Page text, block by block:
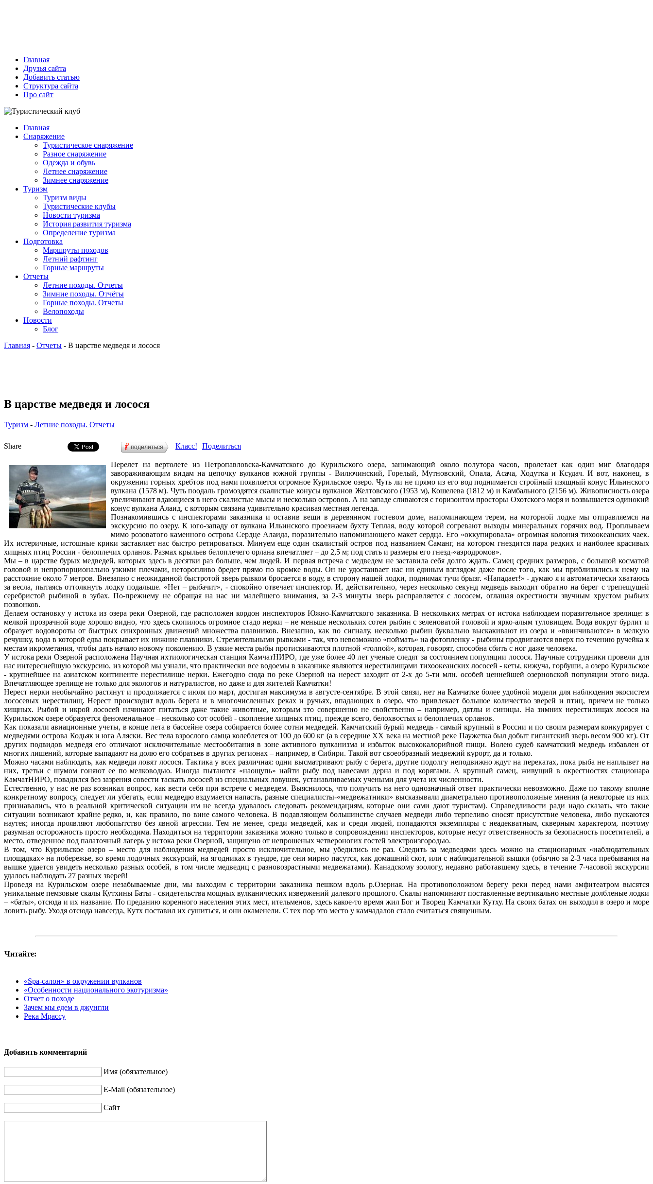
Главная
Друзья сайта
Добавить статью
Структура сайта
Про сайт
Главная
Снаряжение
Туристическое снаряжение
Разное снаряжение
Одежда и обувь
Летнее снаряжение
Зимнее снаряжение
Туризм
Туризм виды
Туристические клубы
Новости туризма
История развития туризма
Определение туризма
Подготовка
Маршруты походов
Летний рафтинг
Горные маршруты
Отчеты
Летние походы. Отчеты
Зимние походы. Отчёты
Горные походы. Отчеты
Велопоходы
Новости
Блог
Главная - Отчеты - В царстве медведя и лосося
В царстве медведя и лосося
Туризм - Летние походы. Отчеты
Share поделиться Класс! Поделиться
Перелет на вертолете из Петропавловска-Камчатского до Курильского озера, занимающий около полутора часов, пролетает как один миг благодаря
завораживающим видам на цепочку вулканов южной группы - Вилючинский, Горелый, Мутновский, Опала, Асача, Ходутка и Ксудач. И вот, наконец, в
окружении горных хребтов под нами появляется огромное Курильское озеро. Чуть ли не прямо из его вод поднимается стройный изящный конус Ильинского
вулкана (1578 м). Чуть поодаль громоздятся скалистые конусы вулканов Желтовского (1953 м), Кошелева (1812 м) и Камбального (2156 м). Живописность озера
увеличивают вдающиеся в него скалистые мысы и несколько островов. А на западе сливаются с горизонтом просторы Охотского моря и возвышается одинокий
конус вулкана Алаид, с которым связана удивительно красивая местная легенда.
Познакомившись с инспекторами заказника и оставив вещи в деревянном гостевом доме, напоминающем терем, на моторной лодке мы отправляемся на
экскурсию по озеру. К юго-западу от вулкана Ильинского проезжаем бухту Теплая, воду которой согревают выходы минеральных горячих вод. Проплываем
мимо розоватого каменного острова Сердце Алаида, поразительно напоминающего макет сердца. Его «оккупировала» огромная колония тихоокеанских чаек.
Их истеричные, истошные крики заставляет нас быстро ретироваться. Минуем еще один скалистый остров под названием Саманг, на котором гнездится пара редких и наиболее красивых
хищных птиц России - белоплечих орланов. Размах крыльев белоплечего орлана впечатляет – до 2,5 м; под стать и размеры его гнезд-«аэродромов».
Мы – в царстве бурых медведей, которых здесь в десятки раз больше, чем людей. И первая встреча с медведем не заставила себя долго ждать. Самец средних размеров, с большой косматой
головой и непропорционально узкими плечами, неторопливо бредет прямо по кромке воды. Он не удостаивает нас ни единым взглядом даже после того, как мы приблизились к нему на
расстояние около 7 метров. Внезапно с неожиданной быстротой зверь рывком бросается в воду, в сторону нашей лодки, поднимая тучи брызг. «Нападает!» - думаю я и автоматически хватаюсь
за весла, пытаясь оттолкнуть лодку подальше. «Нет – рыбачит», - спокойно отвечает инспектор. И, действительно, через несколько секунд медведь выходит обратно на берег с трепещущей
серебристой рыбиной в зубах. По-прежнему не обращая на нас ни малейшего внимания, за 2-3 минуты зверь расправляется с лососем, оглашая окрестности звучным хрустом рыбьих
позвонков.
Делаем остановку у истока из озера реки Озерной, где расположен кордон инспекторов Южно-Камчатского заказника. В нескольких метрах от истока наблюдаем поразительное зрелище: в
мелкой прозрачной воде хорошо видно, что здесь скопилось огромное стадо нерки – не меньше нескольких сотен рыбин с зеленоватой головой и ярко-алым туловищем. Вода вокруг бурлит и
образует водовороты от быстрых синхронных движений множества плавников. Внезапно, как по сигналу, несколько рыбин буквально выскакивают из озера и «ввинчиваются» в мелкую
речушку, вода в которой едва покрывает их нижние плавники. Стремительными рывками - так, что невозможно «поймать» на фотопленку - рыбины продвигаются вверх по течению ручейка к
местам икрометания, чтобы дать начало новому поколению. В узкие места рыбы протискиваются плотной «толпой», которая, говорят, способна сбить с ног даже человека.
У истока реки Озерной расположена Научная ихтиологическая станция КамчатНИРО, где уже более 40 лет ученые следят за состоянием популяции лосося. Научные сотрудники провели для
нас интереснейшую экскурсию, из которой мы узнали, что практически все водоемы в заказнике являются нерестилищами тихоокеанских лососей - кеты, кижуча, горбуши, а озеро Курильское
- крупнейшее на азиатском континенте нерестилище нерки. Ежегодно сюда по реке Озерной на нерест заходит от 2-х до 5-ти млн. особей ценнейшей озерновской популяции этого вида.
Впечатляющее зрелище не только для экологов и натуралистов, но даже и для жителей Камчатки!
Нерест нерки необычайно растянут и продолжается с июля по март, достигая максимума в августе-сентябре. В этой связи, нет на Камчатке более удобной модели для наблюдения экосистем
лососевых нерестилищ. Нерест происходит вдоль берега и в многочисленных реках и ручьях, впадающих в озеро, что привлекает большое количество зверей и птиц, причем не только
хищных. Рыбой и икрой лососей начинают питаться даже такие животные, которым это совершенно не свойственно – например, дятлы и синицы. На зимних нерестилищах лосося на
Курильском озере образуется феноменальное – несколько сот особей - скопление хищных птиц, прежде всего, белохвостых и белоплечих орланов.
Как показали авиационные учеты, в конце лета в бассейне озера собирается более сотни медведей. Камчатский бурый медведь - самый крупный в России и по своим размерам конкурирует с
медведями острова Кодьяк и юга Аляски. Вес тела взрослого самца колеблется от 100 до 600 кг (а в середине XX века на местной реке Паужетка был добыт гигантский зверь весом 900 кг). От
других подвидов медведя его отличают исключительные местообитания в зоне активного вулканизма и избыток высококалорийной пищи. Волею судеб камчатский медведь избавлен от
многих лишений, которые выпадают на долю его собратьев в других регионах – например, в Сибири. Такой вот своеобразный медвежий курорт, да и только.
Можно часами наблюдать, как медведи ловят лосося. Тактика у всех различная: одни высматривают рыбу с берега, другие подолгу неподвижно ждут на перекатах, пока рыба не наплывет на
них, третьи с шумом гоняют ее по мелководью. Иногда пытаются «наощупь» найти рыбу под навесами дерна и под корягами. А крупный самец, живущий в окрестностях стационара
КамчатНИРО, повадился без зазрения совести таскать лососей из специальных ловушек, устанавливаемых учеными для учета их численности.
Естественно, у нас не раз возникал вопрос, как вести себя при встрече с медведем. Выяснилось, что получить на него однозначный ответ практически невозможно. Даже по такому вполне
конкретному вопросу, следует ли убегать, если медведю вздумается напасть, разные специалисты-«медвежатники» высказывали диаметрально противоположные мнения (а некоторые из них
признавались, что в реальной критической ситуации им не всегда удавалось следовать рекомендациям, которые они сами дают туристам). Справедливости ради надо сказать, что такие
ситуации возникают крайне редко, и, как правило, по вине самого человека. В подавляющем большинстве случаев медведи либо терпеливо сносят присутствие человека, либо пускаются
наутек; иногда проявляют любопытство без явной агрессии. Тем не менее, среди медведей, как и среди людей, попадаются экземпляры с неадекватным, скверным характером, поэтому
разумная осторожность просто необходима. Находиться на территории заказника можно только в сопровождении инспекторов, которые несут ответственность за безопасность посетителей, а
место, отведенное под палаточный лагерь у истока реки Озерной, защищено от непрошеных четвероногих гостей электроизгородью.
В том, что Курильское озеро – место для наблюдения медведей просто исключительное, мы убедились не раз. Следить за медведями здесь можно на стационарных «наблюдательных
площадках» на побережье, во время лодочных экскурсий, на ягодниках в тундре, где они мирно пасутся, как домашний скот, или с наблюдательной вышки (обычно за 2-3 часа пребывания на
вышке удается увидеть несколько разных особей, в том числе медведиц с разновозрастными медвежатами). Канадскому зоологу, недавно работавшему здесь, в течение 7-часовой экскурсии
удалось наблюдать 27 разных зверей!
Проведя на Курильском озере незабываемые дни, мы выходим с территории заказника пешком вдоль р.Озерная. На противоположном берегу реки перед нами амфитеатром высятся
уникальные пемзовые скалы Кутхины Баты - свидетельства мощных вулканических извержений далекого прошлого. Скалы напоминают поставленные вертикально местные долбленые лодки
– «баты», отсюда и их название. По преданию коренного населения этих мест, ительменов, здесь какое-то время жил Бог и Творец Камчатки Кутху. На своих батах он выходил в озеро и море
ловить рыбу. Уходя отсюда навсегда, Кутх поставил их сушиться, и они окаменели. С тех пор это место у камчадалов стало считаться священным.
Читайте:
«Spa-салон» в окружении вулканов
«Особенности национального экотуризма»
Отчет о походе
Зачем мы едем в джунгли
Река Мрассу
Добавить комментарий
Имя (обязательное)
E-Mail (обязательное)
Сайт